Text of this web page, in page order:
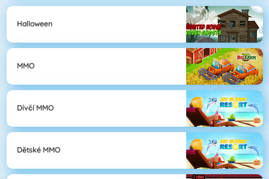
Halloween
MMO
Dívčí MMO
Dětské MMO